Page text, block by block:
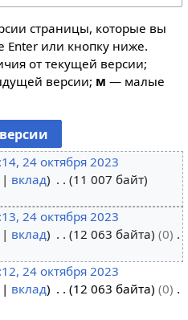
страницы, которые вы
Enter или кнопку ниже.
от текущей версии;
версии; м — малые
24 октября 2023
вклад
11 007 байт
24 октября 2023
вклад 12 063 байта 0
24 октября 2023
вклад 12 063 байта 0